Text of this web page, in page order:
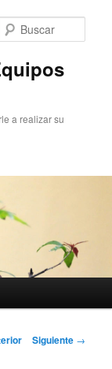
a realizar su
Siguiente →